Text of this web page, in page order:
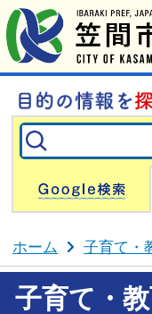
ホーム 子育て・
子育て・